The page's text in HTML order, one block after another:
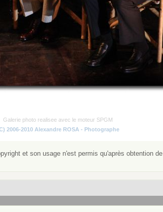
Galerie photo realisee avec le moteur SPGM
2006-2010 Alexandre ROSA - Photographe
et son usage n'est permis qu'après obtention de